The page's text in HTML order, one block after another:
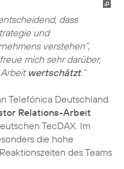
dass
und
verstehen“,
mich sehr darüber,
wertschätzt.“
Telefónica Deutschland
Relations-Arbeit
TecDAX. Im
die hohe
des Teams